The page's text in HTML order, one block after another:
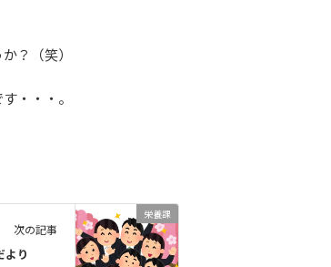
？（笑）
・・・。
栄養課
次の記事
より